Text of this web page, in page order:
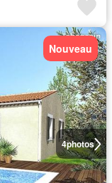
4photos
Nouveau